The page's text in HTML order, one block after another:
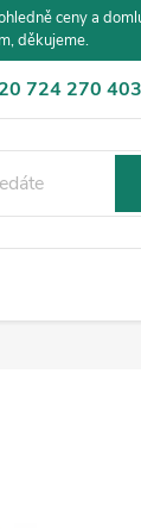
ceny a
děkujeme.
724 270 403